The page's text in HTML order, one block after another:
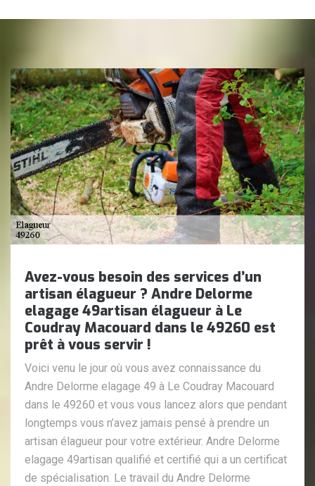
Avez-vous besoin des services d’un
artisan élagueur ? Andre Delorme
elagage 49artisan élagueur à Le
Coudray Macouard dans le 49260 est
prêt à vous servir !
Voici venu le jour où vous avez connaissance du
Andre Delorme elagage 49 à Le Coudray Macouard
dans le 49260 et vous vous lancez alors que pendant
longtemps vous n’avez jamais pensé à prendre un
artisan élagueur pour votre extérieur. Andre Delorme
elagage 49artisan qualifié et certifié qui a un certificat
de spécialisation. Le travail du Andre Delorme